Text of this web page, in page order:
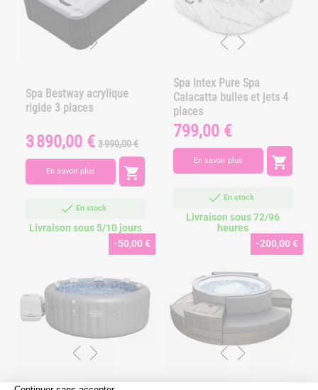
Spa Bestway acrylique
rigide 3 places
Prix
3 890,00 € Prix
3 990,00 €
En savoir plus 
En stock
Livraison sous 5/10 jours
Spa Intex Pure Spa
Calacatta bulles et jets 4
places
Prix
799,00 €
En savoir plus 
En stock
Livraison sous 72/96
heures
-50,00 € -200,00 €